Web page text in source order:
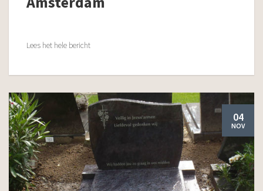
Lees het hele bericht
04
NOV